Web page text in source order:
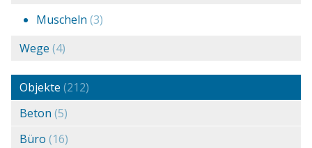
Muscheln (3)
Wege (4)
Objekte (212)
Beton (5)
Büro (16)